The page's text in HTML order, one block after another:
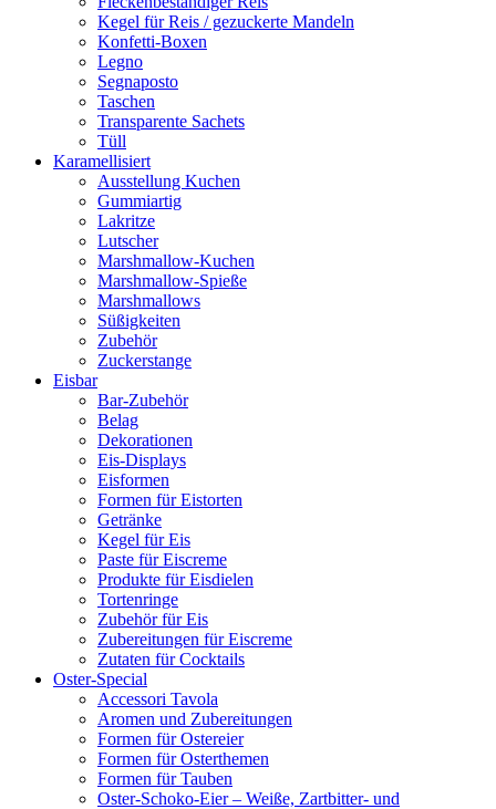
Kegel für Reis / gezuckerte Mandeln
Konfetti-Boxen
Legno
Segnaposto
Taschen
Transparente Sachets
Tüll
Karamellisiert
Ausstellung Kuchen
Gummiartig
Lakritze
Lutscher
Marshmallow-Kuchen
Marshmallow-Spieße
Marshmallows
Süßigkeiten
Zubehör
Zuckerstange
Eisbar
Bar-Zubehör
Belag
Dekorationen
Eis-Displays
Eisformen
Formen für Eistorten
Getränke
Kegel für Eis
Paste für Eiscreme
Produkte für Eisdielen
Tortenringe
Zubehör für Eis
Zubereitungen für Eiscreme
Zutaten für Cocktails
Oster-Special
Accessori Tavola
Aromen und Zubereitungen
Formen für Ostereier
Formen für Osterthemen
Formen für Tauben
Oster-Schoko-Eier – Weiße, Zartbitter- und